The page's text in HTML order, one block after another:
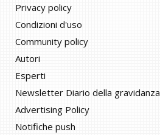
Privacy policy
Condizioni d'uso
Community policy
Autori
Esperti
Newsletter Diario della gravidanza
Advertising Policy
Notifiche push